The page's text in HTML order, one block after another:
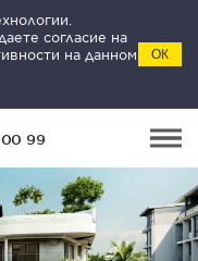
согласие на
на данном
ОК
99